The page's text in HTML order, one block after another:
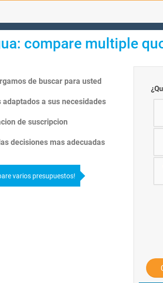
compare multiple
de buscar para usted
a sus necesidades
de suscripcion
decisiones mas adecuadas
varios presupuestos!